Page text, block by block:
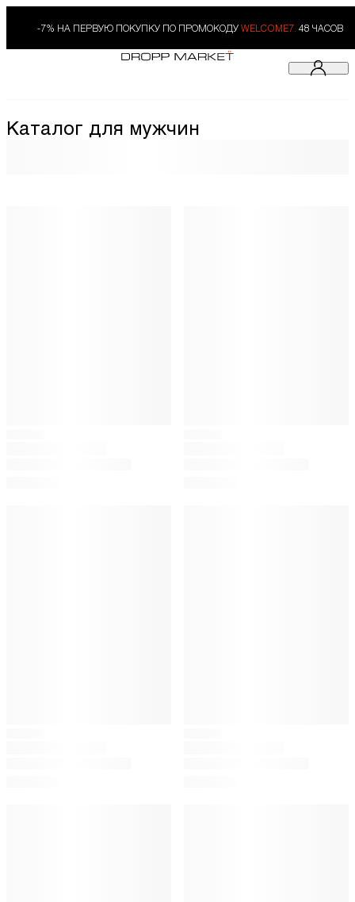
-7% НА ПЕРВУЮ ПОКУПКУ ПО ПРОМОКОДУ WELCOME7. 48 ЧАСОВ
Каталог для мужчин